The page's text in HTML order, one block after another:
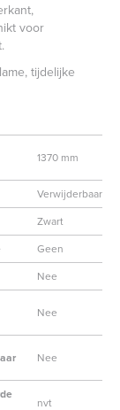
voor
tijdelijke
1370 mm
Verwijderbaar
Zwart
Geen
Nee
Nee
Nee
nvt